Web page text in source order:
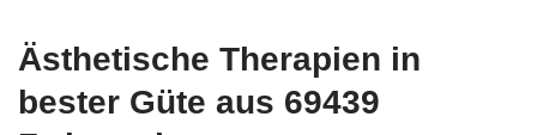
Ästhetische Therapien in
bester Güte aus 69439